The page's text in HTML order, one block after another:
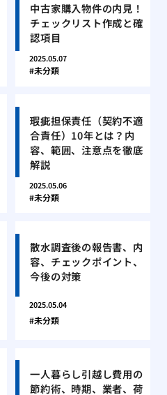
中古家購入物件の内見！
チェックリスト作成と確
認項目
2025.05.07
未分類
瑕疵担保責任（契約不適
合責任）10年とは？内
容、範囲、注意点を徹底
解説
2025.05.06
未分類
散水調査後の報告書、内
容、チェックポイント、
今後の対策
2025.05.04
未分類
一人暮らし引越し費用の
節約術、時期、業者、荷